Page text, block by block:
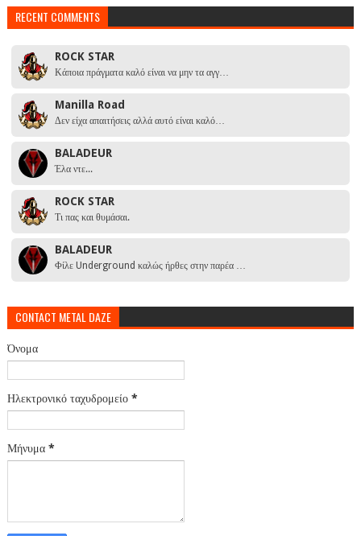
RECENT COMMENTS
ROCK STAR
Κάποια πράγματα καλό είναι να μην τα αγγ…
Manilla Road
Δεν είχα απαιτήσεις αλλά αυτό είναι καλό…
BALADEUR
Έλα ντε...
ROCK STAR
Τι πας και θυμάσαι.
BALADEUR
Φίλε Underground καλώς ήρθες στην παρέα …
CONTACT METAL DAZE
Όνομα
Ηλεκτρονικό ταχυδρομείο *
Μήνυμα *